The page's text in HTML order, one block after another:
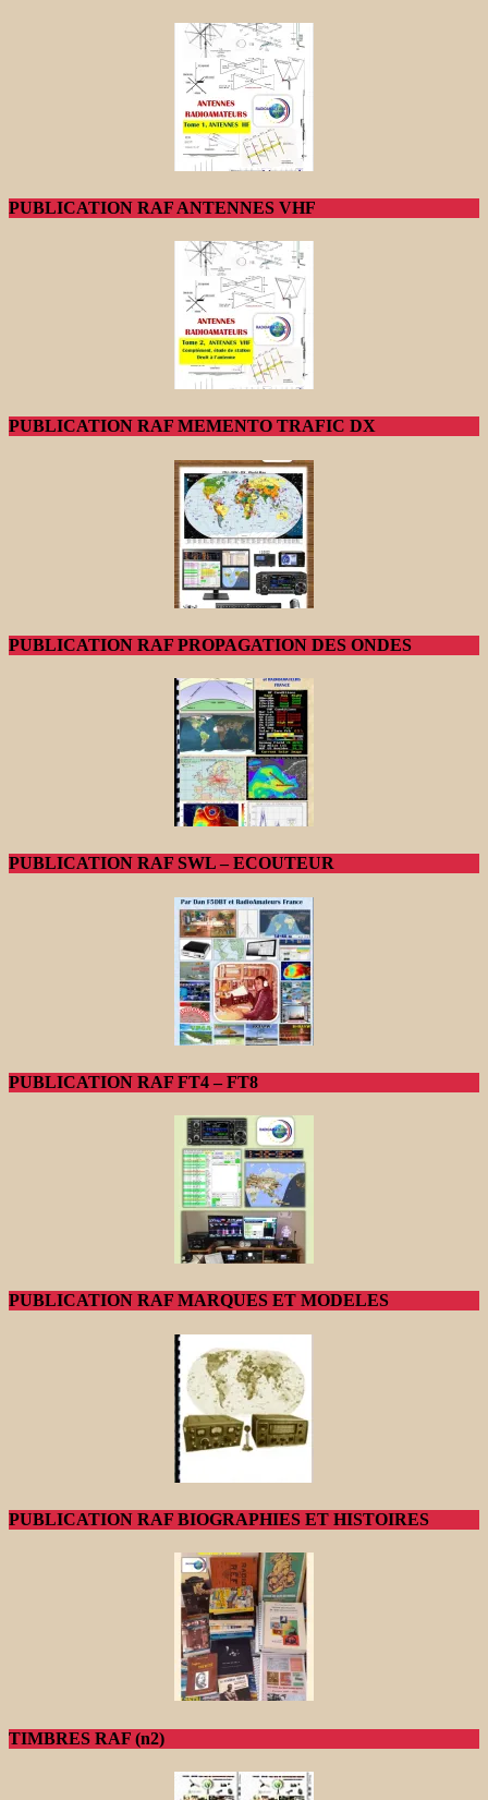
PUBLICATION RAF ANTENNES VHF
PUBLICATION RAF MEMENTO TRAFIC DX
PUBLICATION RAF PROPAGATION DES ONDES
PUBLICATION RAF SWL – ECOUTEUR
PUBLICATION RAF FT4 – FT8
PUBLICATION RAF MARQUES ET MODELES
PUBLICATION RAF BIOGRAPHIES ET HISTOIRES
TIMBRES RAF (n2)